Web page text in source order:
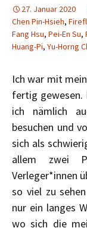
27. Januar 2020
Chen Pin-Hsieh,
Fang Hsu, Pei-En Su,
Huang-Pi, Yu-Horng
Ich war mit
fertig gewesen.
ich nämlich
besuchen und
sich als
allem zwei
Verleger*innen
so viel zu
nur ein langes
wo sich die